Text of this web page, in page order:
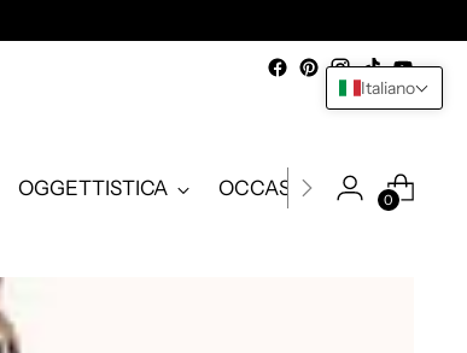
OGGETTISTICA OCCASIONI
0
Italiano